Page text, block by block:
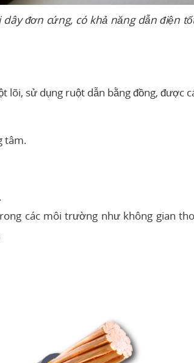
dây đơn cứng, có khả năng dẫn điện
lõi, sử dụng ruột dẫn bằng đồng, được
tâm.
các môi trường như không gian